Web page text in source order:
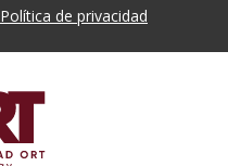
Política de privacidad